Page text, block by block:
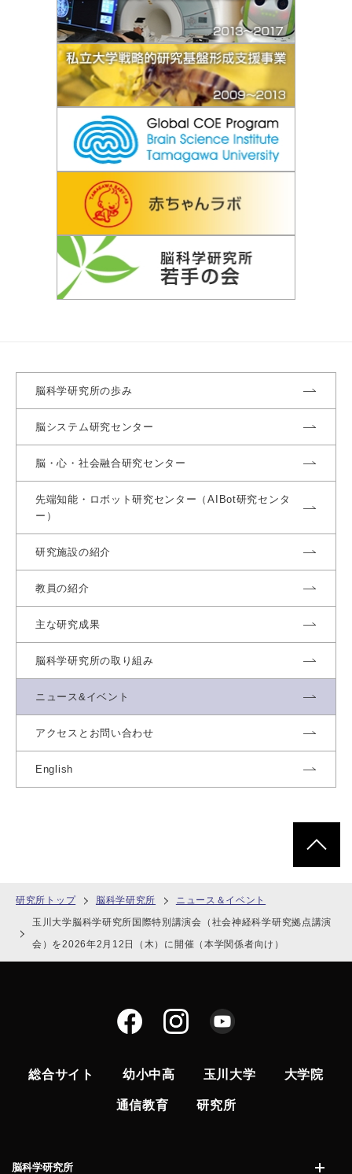
研究所トップ 脳科学研究所
ニュース＆イベント
玉川大学脳科学研究所国際特別講演会（社会神経科学研究拠点講演
会）を2026年2月12日（木）に開催（本学関係者向け）
脳科学研究所の歩み
脳システム研究センター
脳・心・社会融合研究センター
先端知能・ロボット研究センター（AIBot研究センタ
ー）
研究施設の紹介
教員の紹介
主な研究成果
脳科学研究所の取り組み
ニュース&イベント
アクセスとお問い合わせ
English
総合サイト 幼小中高 玉川大学 大学院
通信教育 研究所
脳科学研究所